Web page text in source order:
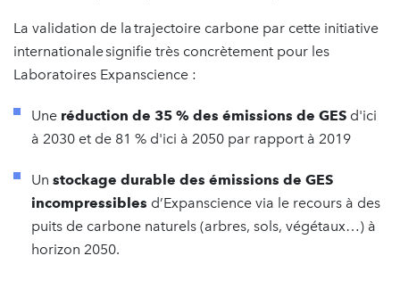
La validation de la trajectoire carbone par cette initiative
internationale signifie très concrètement pour les
Laboratoires Expanscience :
Une réduction de 35 % des émissions de GES d'ici
à 2030 et de 81 % d'ici à 2050 par rapport à 2019
Un stockage durable des émissions de GES
incompressibles d’Expanscience via le recours à des
puits de carbone naturels (arbres, sols, végétaux…) à
horizon 2050.